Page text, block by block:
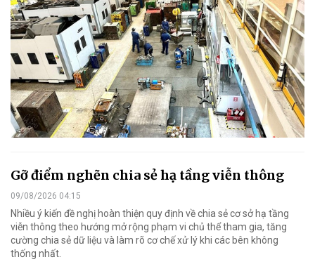
Gỡ điểm nghẽn chia sẻ hạ tầng viễn thông
09/08/2026 04:15
Nhiều ý kiến đề nghị hoàn thiện quy định về chia sẻ cơ sở hạ tầng
viễn thông theo hướng mở rộng phạm vi chủ thể tham gia, tăng
cường chia sẻ dữ liệu và làm rõ cơ chế xử lý khi các bên không
thống nhất.